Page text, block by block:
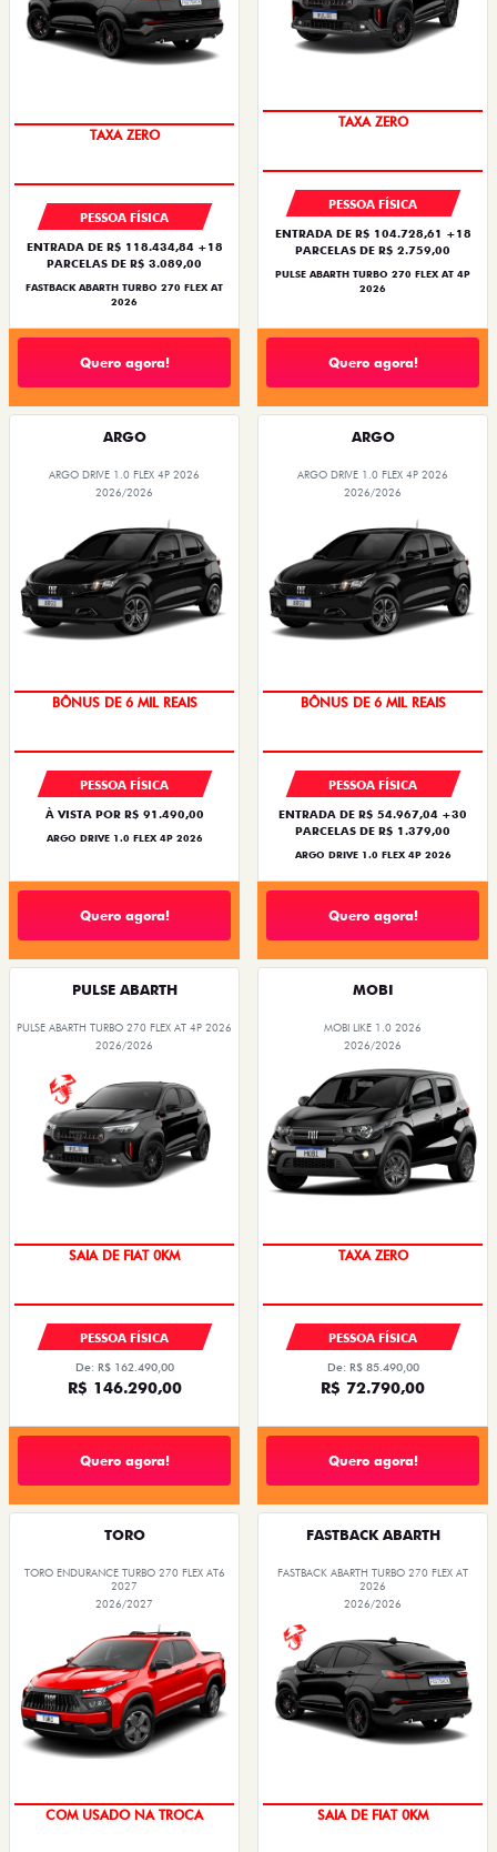
TAXA ZERO
PESSOA FÍSICA
ENTRADA DE R$ 118.434,84 +18
PARCELAS DE R$ 3.089,00
FASTBACK ABARTH TURBO 270 FLEX AT
2026
Quero agora!
TAXA ZERO
PESSOA FÍSICA
ENTRADA DE R$ 104.728,61 +18
PARCELAS DE R$ 2.759,00
PULSE ABARTH TURBO 270 FLEX AT 4P
2026
Quero agora!
ARGO
ARGO DRIVE 1.0 FLEX 4P 2026
2026/2026
BÔNUS DE 6 MIL REAIS
PESSOA FÍSICA
À VISTA POR R$ 91.490,00
ARGO DRIVE 1.0 FLEX 4P 2026
Quero agora!
ARGO
ARGO DRIVE 1.0 FLEX 4P 2026
2026/2026
BÔNUS DE 6 MIL REAIS
PESSOA FÍSICA
ENTRADA DE R$ 54.967,04 +30
PARCELAS DE R$ 1.379,00
ARGO DRIVE 1.0 FLEX 4P 2026
Quero agora!
PULSE ABARTH
PULSE ABARTH TURBO 270 FLEX AT 4P 2026
2026/2026
SAIA DE FIAT 0KM
PESSOA FÍSICA
De: R$ 162.490,00
R$ 146.290,00
Quero agora!
MOBI
MOBI LIKE 1.0 2026
2026/2026
TAXA ZERO
PESSOA FÍSICA
De: R$ 85.490,00
R$ 72.790,00
Quero agora!
TORO
TORO ENDURANCE TURBO 270 FLEX AT6
2027
2026/2027
COM USADO NA TROCA
FASTBACK ABARTH
FASTBACK ABARTH TURBO 270 FLEX AT
2026
2026/2026
SAIA DE FIAT 0KM